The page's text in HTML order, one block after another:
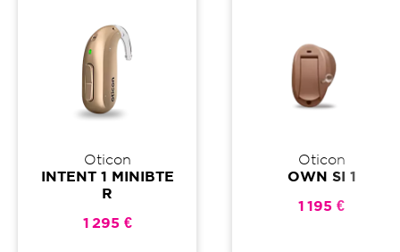
Oticon
INTENT 1 MINIBTE
R
1 295 €
Oticon
OWN SI 1
1 195 €